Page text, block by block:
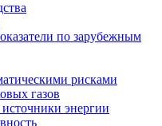
по зарубежным
рисками
газов
энергии